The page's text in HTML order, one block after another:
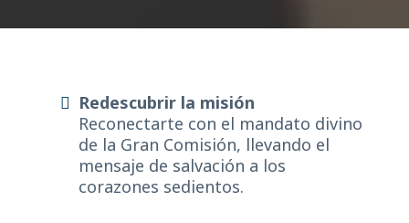
Redescubrir la misión
Reconectarte con el mandato divino
de la Gran Comisión, llevando el
mensaje de salvación a los
corazones sedientos.